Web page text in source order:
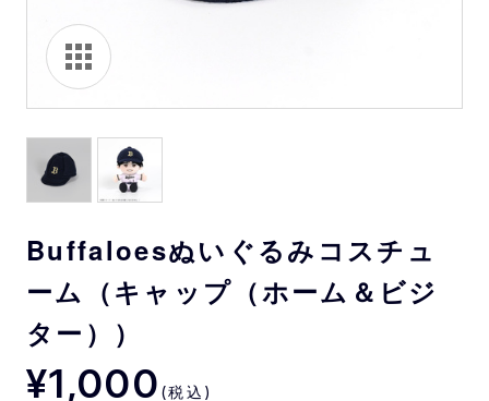
Buffaloesぬいぐるみコスチュ
ーム（キャップ（ホーム＆ビジ
ター））
¥1,000 (税込)